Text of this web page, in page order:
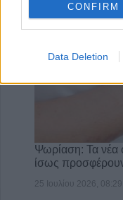
CONFIRM
Data Deletion
Ψωρίαση: Τα νέα
ίσως
25 Ιουλίου 2026, 08:29